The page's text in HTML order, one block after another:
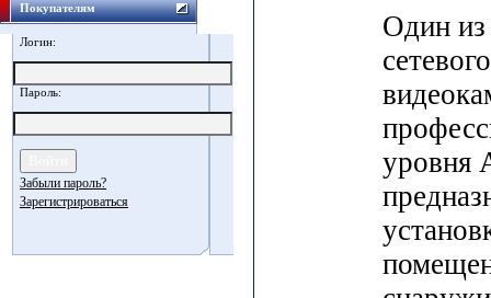
Покупателям
Логин:
Пароль:
Забыли пароль?
Зарегистрироваться
Один из
уровня